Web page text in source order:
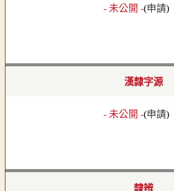
- 未公開 -(申請)
漢隸字源
- 未公開 -(申請)
隸辨